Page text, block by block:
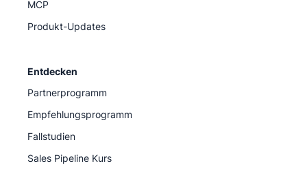
MCP
Produkt-Updates
Entdecken
Partnerprogramm
Empfehlungsprogramm
Fallstudien
Sales Pipeline Kurs